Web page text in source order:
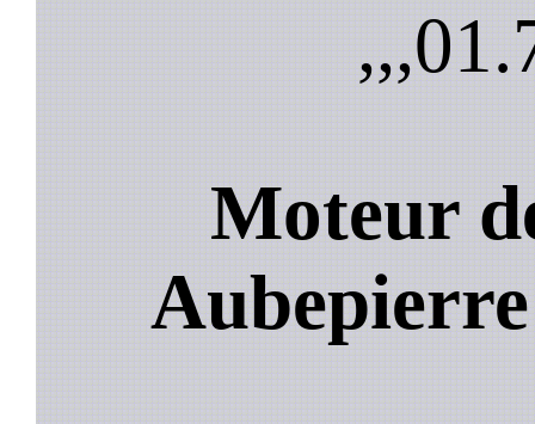
,,,
Moteur